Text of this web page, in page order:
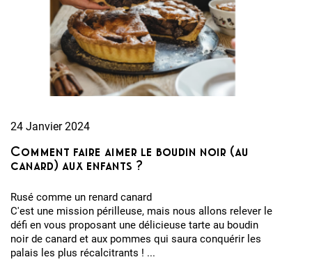
24 Janvier 2024
Comment faire aimer le boudin noir (au
canard) aux enfants ?
Rusé comme un renard canard
C'est une mission périlleuse, mais nous allons relever le
défi en vous proposant une délicieuse tarte au boudin
noir de canard et aux pommes qui saura conquérir les
palais les plus récalcitrants ! ...